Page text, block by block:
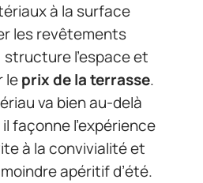
à la surface
les revêtements
l’espace et
leprix de la terrasse.
va bien au-delà
façonne l’expérience
à la convivialité et
apéritif d’été.